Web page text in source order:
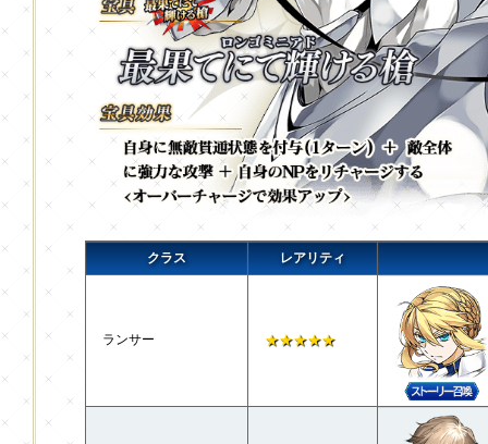
クラス レアリティ
ランサー ★★★★★